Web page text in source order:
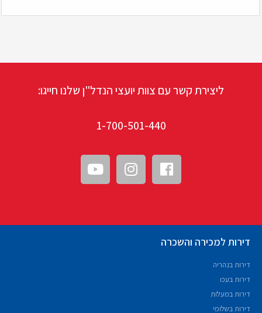
ליצירת קשר עם צוות יועצי הנדל"ן שלנו חייגו:
1-700-501-440
דירות למכירה והשכרה
דירות בנהריה
דירות בעכו
דירות במעלות
דירות בשלומי